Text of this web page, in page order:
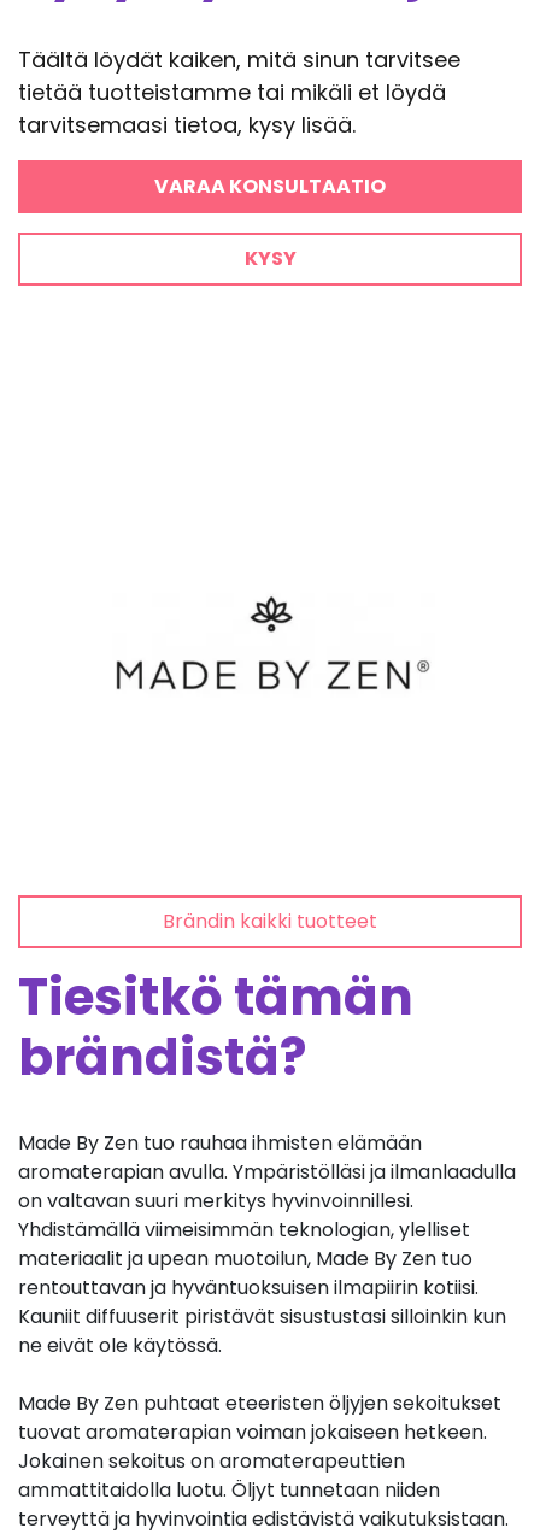
Täältä löydät kaiken, mitä sinun tarvitsee
tietää tuotteistamme tai mikäli et löydä
tarvitsemaasi tietoa, kysy lisää.
VARAA KONSULTAATIO
KYSY
Brändin kaikki tuotteet
Tiesitkö tämän
brändistä?
Made By Zen tuo rauhaa ihmisten elämään
aromaterapian avulla. Ympäristölläsi ja ilmanlaadulla
on valtavan suuri merkitys hyvinvoinnillesi.
Yhdistämällä viimeisimmän teknologian, ylelliset
materiaalit ja upean muotoilun, Made By Zen tuo
rentouttavan ja hyväntuoksuisen ilmapiirin kotiisi.
Kauniit diffuuserit piristävät sisustustasi silloinkin kun
ne eivät ole käytössä.
Made By Zen puhtaat eteeristen öljyjen sekoitukset
tuovat aromaterapian voiman jokaiseen hetkeen.
Jokainen sekoitus on aromaterapeuttien
ammattitaidolla luotu. Öljyt tunnetaan niiden
terveyttä ja hyvinvointia edistävistä vaikutuksistaan.